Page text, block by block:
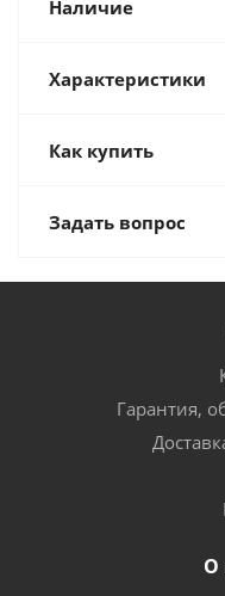
Наличие
Характеристики
Как купить
Задать вопрос
Гарантия,
О